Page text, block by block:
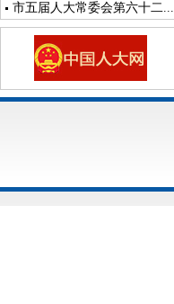
市五届人大常委会第六十二...